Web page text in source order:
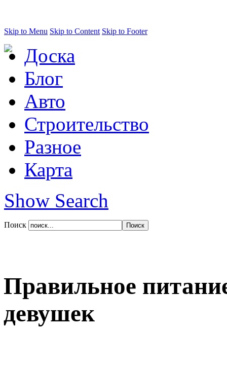
Skip to Menu Skip to Content Skip to Footer
Доска
Блог
Авто
Строительство
Разное
Карта
Show Search
Поиск
Правильное
девушек